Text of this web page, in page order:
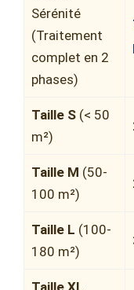
Sérénité
(Traitement
complet en 2
phases)
Taille S(< 50
m²)
Taille M (50-
100 m²)
Taille L (100-
180 m²)
Taille XL